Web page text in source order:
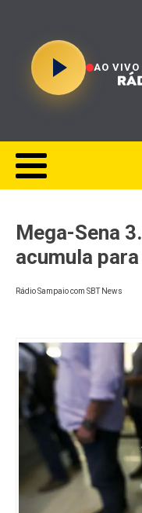
AO VIVO
Mega-Sena
acumula
Rádio Sampaio com SBT News